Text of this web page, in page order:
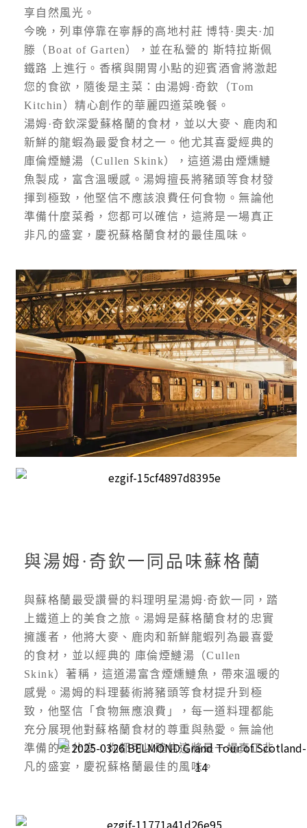
享自然風光。
今晚，列車停靠在寧靜的高地村莊 博特·奧夫·加
滕（Boat of Garten），並在私營的 斯特拉斯佩
鐵路 上進行。香檳與開胃小點的迎賓酒會將激起
您的食欲，隨後是主菜：由湯姆·奇欽（Tom
Kitchin）精心創作的華麗四道菜晚餐。
湯姆·奇欽深愛蘇格蘭的食材，並以大麥、鹿肉和
新鮮的龍蝦為最愛食材之一。他尤其喜愛經典的
庫倫煙鰱湯（Cullen Skink），這道湯由煙燻鰱
魚製成，富含溫暖感。湯姆擅長將豬頭等食材發
揮到極致，他堅信不應該浪費任何食物。無論他
準備什麼菜肴，您都可以確信，這將是一場真正
非凡的盛宴，慶祝蘇格蘭食材的最佳風味。
與湯姆·奇欽一同品味蘇格蘭
與蘇格蘭最受讚譽的料理明星湯姆·奇欽一同，踏
上鐵道上的美食之旅。湯姆是蘇格蘭食材的忠實
擁護者，他將大麥、鹿肉和新鮮龍蝦列為最喜愛
的食材，並以經典的 庫倫煙鰱湯（Cullen
Skink）著稱，這道湯富含煙燻鰱魚，帶來溫暖的
感覺。湯姆的料理藝術將豬頭等食材提升到極
致，他堅信「食物無應浪費」，每一道料理都能
充分展現他對蘇格蘭食材的尊重與熱愛。無論他
準備的是什麼，你都可以確信這將是一場真正非
凡的盛宴，慶祝蘇格蘭最佳的風味。